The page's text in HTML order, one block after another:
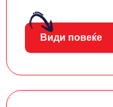
Види повеќе